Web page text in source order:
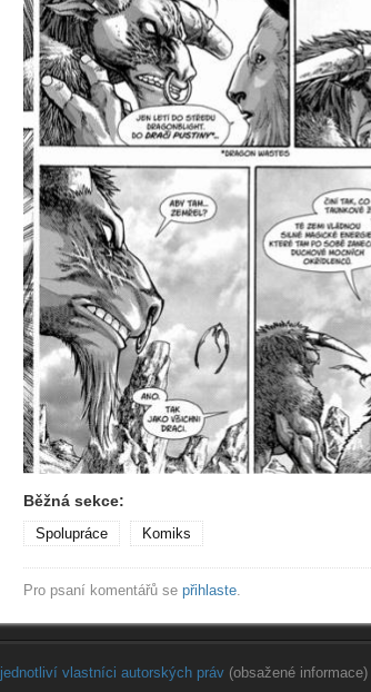
Běžná sekce:
Spolupráce Komiks
Pro psaní komentářů se přihlaste
jednotliví vlastníci autorských práv (obsažené informace)